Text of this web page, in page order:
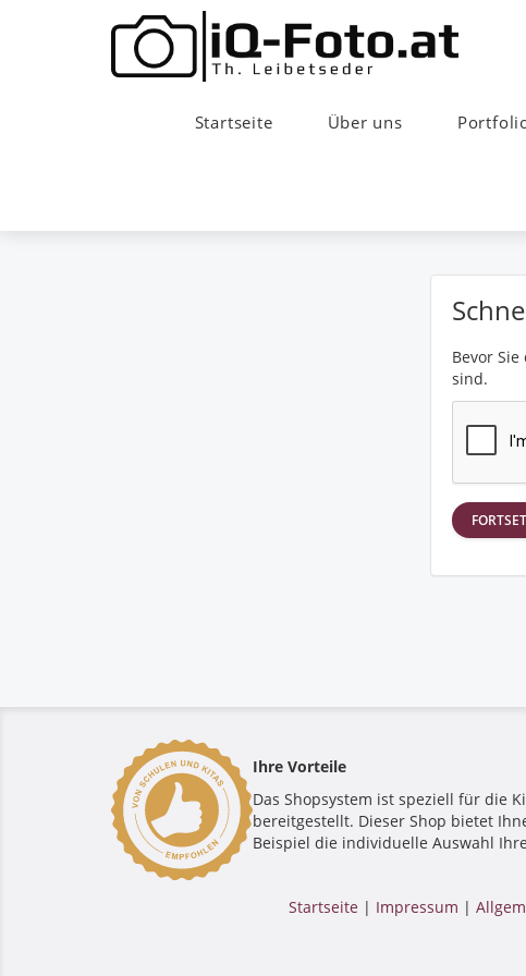
Startseite Über uns
Bevor
sind.
Ihre Vorteile
Das Shopsystem ist speziell für die
bereitgestellt. Dieser Shop bietet
Beispiel die individuelle Auswahl
Startseite | Impressum |